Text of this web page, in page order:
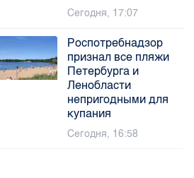
Сегодня, 17:07
Роспотребнадзор
признал все пляжи
Петербурга и
Ленобласти
непригодными для
купания
Сегодня, 16:58